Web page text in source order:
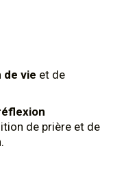
de vie et de
de prière et de
.